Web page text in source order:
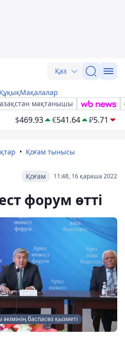
Қаз
ҚұқықМақалалар
мақтанышы
$469.93 €541.64 ₽5.71
Қоғам тынысы
11:48, 16 қараша 2022
Қоғам
форум өтті
баспасөз қызметі